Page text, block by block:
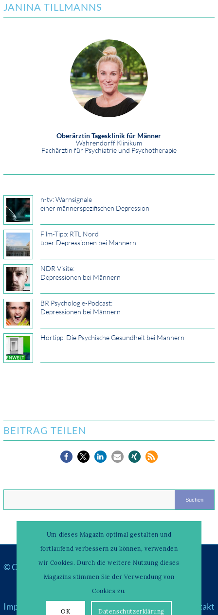
JANINA TILLMANNS
Oberärztin Tagesklinik für Männer
Wahrendorff Klinikum
Fachärztin für Psychiatrie und Psychotherapie
n-tv: Warnsignale
einer männerspezifischen Depression
Film-Tipp: RTL Nord
über Depressionen bei Männern
NDR Visite:
Depressionen bei Männern
BR Psychologie-Podcast:
Depressionen bei Männern
Hörtipp: Die Psychische Gesundheit bei Männern
BEITRAG TEILEN
© Copyright –WAHRENDORFF KLINIKUM
Impressum Über uns & Partner Kontakt
Um dieses Magazin optimal gestalten und
fortlaufend verbessern zu können, verwenden
wir Cookies. Durch die weitere Nutzung dieses
Magazins stimmen Sie der Verwendung von
Cookies zu.
OK Datenschutzerklärung